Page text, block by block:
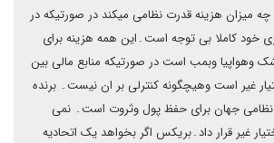
هزینه قدرت نظامی میکند در صورتیکه در
خود کاملا بی توجه است۔این همه هزینه برای
وهواپیا وبمب است در صورتیکه منابع مالی بین
غیر است وهیچگونه کنترلی بر ان نیست۔ برنده
جهان برای حفظ پول وثروت است۔ نمی
غیر قرار داد۔بریکس اگر بخواهد یک اتحادیه